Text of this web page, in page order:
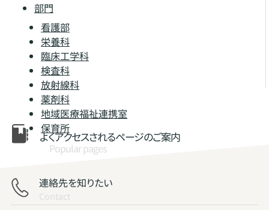
部門
看護部
栄養科
臨床工学科
検査科
放射線科
薬剤科
地域医療福祉連携室
保育所
よくアクセスされるページのご案内
Popular pages
連絡先を知りたい
Contact